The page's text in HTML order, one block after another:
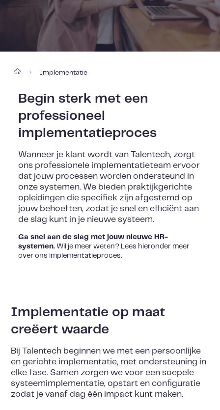
› Implementatie
Begin sterk met een
professioneel
implementatieproces
Wanneer je klant wordt van Talentech, zorgt
ons professionele implementatieteam ervoor
dat jouw processen worden ondersteund in
onze systemen. We bieden praktijkgerichte
opleidingen die specifiek zijn afgestemd op
jouw behoeften, zodat je snel en efficiënt aan
de slag kunt in je nieuwe systeem.
Ga snel aan de slag met jouw nieuwe HR-
systemen. Wil je meer weten? Lees hieronder meer
over ons implementatieproces.
Implementatie op maat
creëert waarde
Bij Talentech beginnen we met een persoonlijke
en gerichte implementatie, met ondersteuning in
elke fase. Samen zorgen we voor een soepele
systeemimplementatie, opstart en configuratie
zodat je vanaf dag één impact kunt maken.